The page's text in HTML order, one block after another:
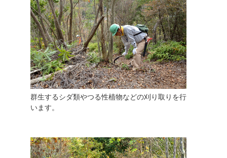
群生するシダ類やつる性植物などの刈り取りを行
います。